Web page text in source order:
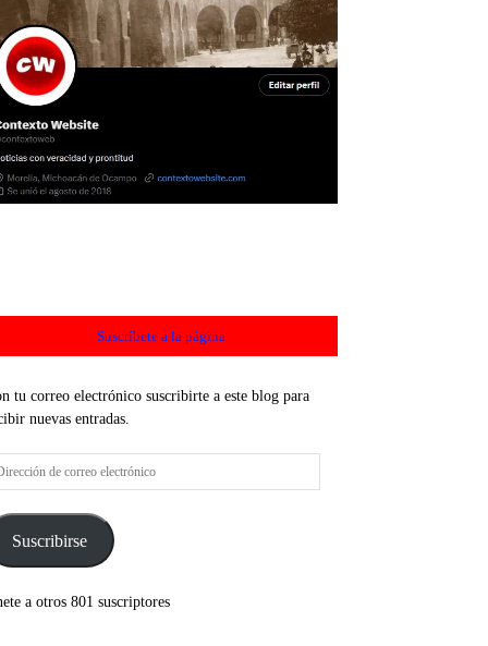
Suscríbete a la página
tu correo electrónico suscribirte a este blog para
nuevas entradas.
Suscribirse
a otros 801 suscriptores